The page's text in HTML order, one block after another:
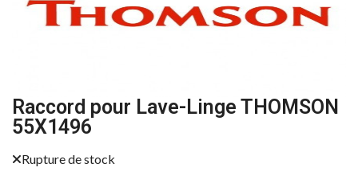
Raccord pour Lave-Linge THOMSON
55X1496
Rupture de stock